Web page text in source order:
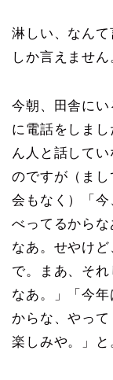
淋しい、なん
しか言えません
今朝、田舎に
に電話をしま
ん人と話して
のですが（ま
会もなく）「
べってるから
なあ。せやけ
で。まあ、そ
なあ。」「今
からな、やっ
楽しみや。」と